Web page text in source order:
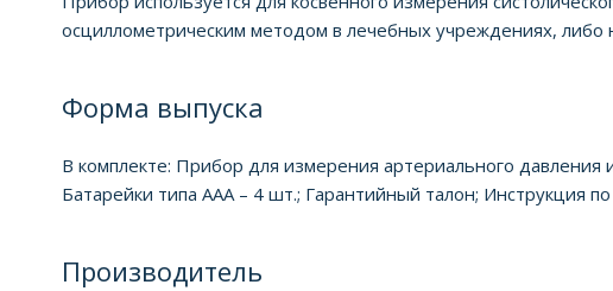
осциллометрическим методом в лечебных учреждениях, либо
Форма выпуска
В комплекте: Прибор для измерения артериального
Батарейки типа ААА – 4 шт.; Гарантийный талон; Инструкция
Производитель